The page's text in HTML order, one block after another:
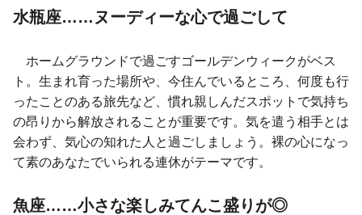
水瓶座……ヌーディーな心で過ごして
ホームグラウンドで過ごすゴールデンウィークがベス
ト。生まれ育った場所や、今住んでいるところ、何度も行
ったことのある旅先など、慣れ親しんだスポットで気持ち
の昂りから解放されることが重要です。気を遣う相手とは
会わず、気心の知れた人と過ごしましょう。裸の心になっ
て素のあなたでいられる連休がテーマです。
魚座……小さな楽しみてんこ盛りが◎